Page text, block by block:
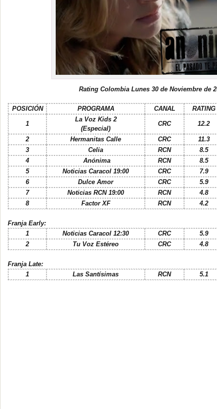
Rating Colombia Lunes 30 de Noviembre de
POSICIÓN PROGRAMA CANAL RATING
1
La Voz Kids 2
(Especial)
CRC 12.2
2 Hermanitas Calle CRC
11.3
3
Celia RCN
8.5
4
Anónima RCN
8.5
5
Noticias Caracol 19:00 CRC
7.9
6
Dulce Amor CRC
5.9
7
Noticias RCN 19:00 RCN
4.8
8
Factor XF RCN 4.2
Franja Early:
1
Noticias Caracol 12:30 CRC
5.9
2
Tu Voz Estéreo CRC 4.8
Franja Late:
1
Las Santísimas RCN 5.1